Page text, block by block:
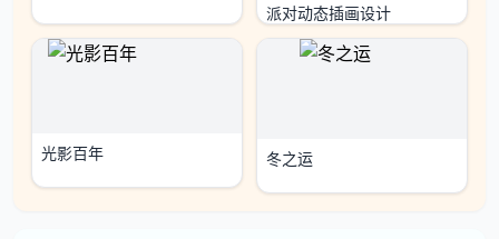
派对动态插画设计
光影百年 冬之运